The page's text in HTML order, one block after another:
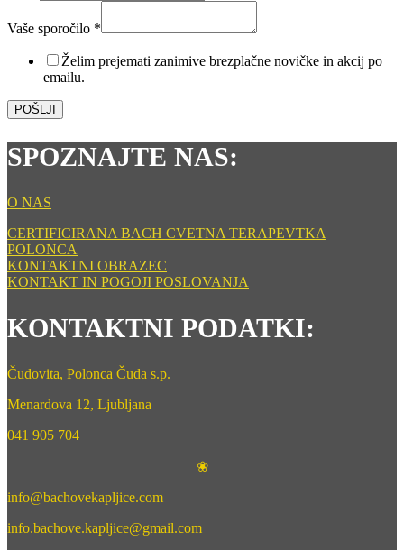
Vaše sporočilo *
Vaše
sporočilo
Želim prejemati zanimive brezplačne novičke in akcij po
emailu.
POŠLJI
SPOZNAJTE NAS:
O NAS
CERTIFICIRANA BACH CVETNA TERAPEVTKA
POLONCA
KONTAKTNI OBRAZEC
KONTAKT IN POGOJI POSLOVANJA
KONTAKTNI PODATKI:
Čudovita, Polonca Čuda s.p.
Menardova 12, Ljubljana
041 905 704
❀
info@bachovekapljice.com
info.bachove.kapljice@gmail.com